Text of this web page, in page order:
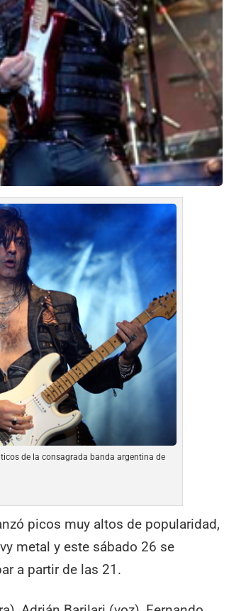
de la consagrada banda argentina de
picos muy altos de popularidad,
metal y este sábado 26 se
a partir de las 21.